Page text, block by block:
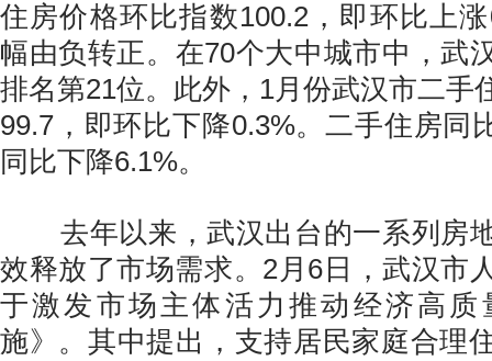
住房价格环比指数100.2，即环比上
幅由负转正。在70个大中城市中，武
排名第21位。此外，1月份武汉市二手
99.7，即环比下降0.3%。二手住房同
同比下降6.1%。
去年以来，武汉出台的一系列房
效释放了市场需求。2月6日，武汉市
于激发市场主体活力推动经济高质
施》。其中提出，支持居民家庭合理